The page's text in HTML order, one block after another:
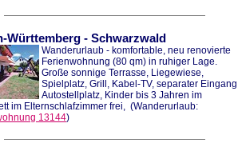
Württemberg - Schwarzwald
Wanderurlaub - komfortable, neu renovierte
Ferienwohnung (80 qm) in ruhiger Lage.
Große sonnige Terrasse, Liegewiese,
Spielplatz, Grill, Kabel-TV, separater
Autostellplatz, Kinder bis 3 Jahren im
im Elternschlafzimmer frei, (Wanderurlaub:
13144)